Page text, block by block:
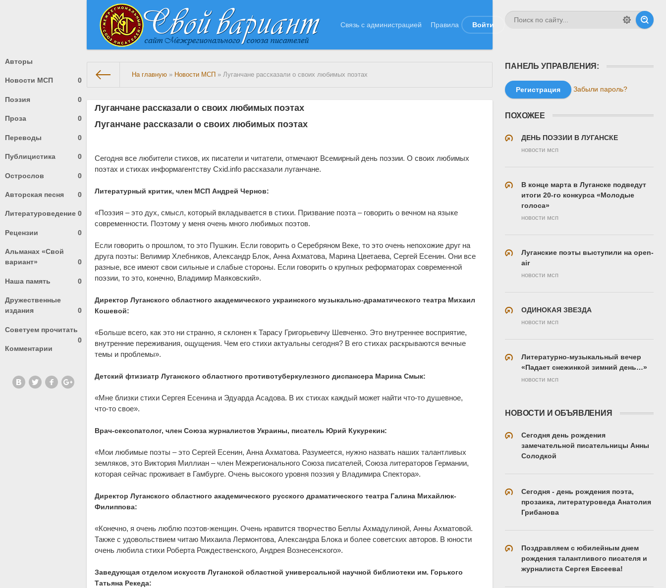
Связь с администрацией Правила Войти
Авторы
Новости МСП 0
Поэзия 0
Проза 0
Переводы 0
Публицистика 0
Острослов 0
Авторская песня 0
Литературоведение 0
Рецензии 0
Альманах «Свой
вариант»
0
Наша память 0
Дружественные
издания
0
Советуем прочитать
0
Комментарии
На главную » Новости МСП » Луганчане рассказали о своих любимых поэтах
Луганчане рассказали о своих любимых поэтах
Луганчане рассказали о своих любимых поэтах
Сегодня все любители стихов, их писатели и читатели, отмечают Всемирный день поэзии. О своих любимых
поэтах и стихах информагентству Cxid.info рассказали луганчане.
Литературный критик, член МСП Андрей Чернов:
«Поэзия – это дух, смысл, который вкладывается в стихи. Призвание поэта – говорить о вечном на языке
современности. Поэтому у меня очень много любимых поэтов.
Если говорить о прошлом, то это Пушкин. Если говорить о Серебряном Веке, то это очень непохожие друг на
друга поэты: Велимир Хлебников, Александр Блок, Анна Ахматова, Марина Цветаева, Сергей Есенин. Они все
разные, все имеют свои сильные и слабые стороны. Если говорить о крупных реформаторах современной
поэзии, то это, конечно, Владимир Маяковский».
Директор Луганского областного академического украинского музыкально-драматического театра Михаил
Кошевой:
«Больше всего, как это ни странно, я склонен к Тарасу Григорьевичу Шевченко. Это внутреннее восприятие,
внутренние переживания, ощущения. Чем его стихи актуальны сегодня? В его стихах раскрываются вечные
темы и проблемы».
Детский фтизиатр Луганского областного противотуберкулезного диспансера Марина Смык:
«Мне близки стихи Сергея Есенина и Эдуарда Асадова. В их стихах каждый может найти что-то душевное,
что-то свое».
Врач-сексопатолог, член Союза журналистов Украины, писатель Юрий Кукурекин:
«Мои любимые поэты – это Сергей Есенин, Анна Ахматова. Разумеется, нужно назвать наших талантливых
земляков, это Виктория Миллиан – член Межрегионального Союза писателей, Союза литераторов Германии,
которая сейчас проживает в Гамбурге. Очень высокого уровня поэзия у Владимира Спектора».
Директор Луганского областного академического русского драматического театра Галина Михайлюк-
Филиппова:
«Конечно, я очень люблю поэтов-женщин. Очень нравится творчество Беллы Ахмадулиной, Анны Ахматовой.
Также с удовольствием читаю Михаила Лермонтова, Александра Блока и более советских авторов. В юности
очень любила стихи Роберта Рождественского, Андрея Вознесенского».
Заведующая отделом искусств Луганской областной универсальной научной библиотеки им. Горького
Татьяна Рекеда:
ПАНЕЛЬ УПРАВЛЕНИЯ:
Регистрация Забыли пароль?
ПОХОЖЕЕ
ДЕНЬ ПОЭЗИИ В ЛУГАНСКЕ
новости мсп
В конце марта в Луганске подведут
итоги 20-го конкурса «Молодые
голоса»
новости мсп
Луганские поэты выступили на open-
air
новости мсп
ОДИНОКАЯ ЗВЕЗДА
новости мсп
Литературно-музыкальный вечер
«Падает снежинкой зимний день…»
новости мсп
НОВОСТИ И ОБЪЯВЛЕНИЯ
Сегодня день рождения
замечательной писательницы Анны
Солодкой
Сегодня - день рождения поэта,
прозаика, литературоведа Анатолия
Грибанова
Поздравляем с юбилейным днем
рождения талантливого писателя и
журналиста Сергея Евсеева!